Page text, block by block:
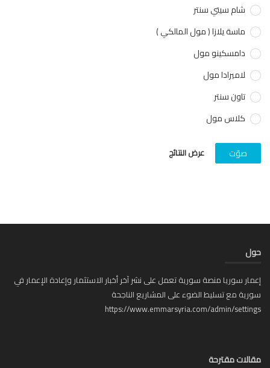
شام سيتي سنتر
ماسة يلازا ( مول المالكي )
دامسكينو مول
لاميرادا مول
تاون سنتر
كلاس مول
عرض النتائج
سوريا منصة سورية تعمل على نشر آخر أخبار الاستثمار وإعادة الإعمار في
مع تسليط الضوء على المشاريع الناجحة
https://www.emmarsyria.com/admin/
مقترحة